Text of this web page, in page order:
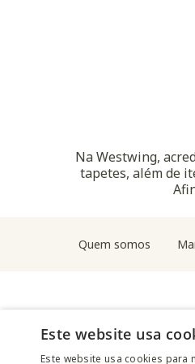
Na Westwing,
tapetes, além de
Quem somos
Este website usa
Este website usa cookies